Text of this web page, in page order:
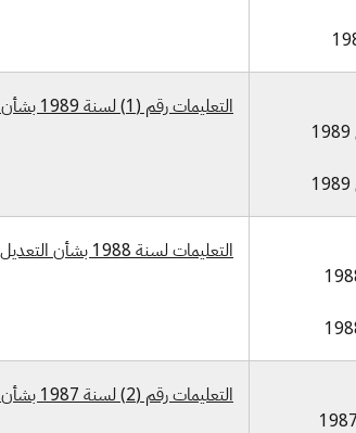
التعليمات رقم (1) لسنة 1989 بشأن تعديل تعليمات تشكيلات المركز القومي للحاسبات الإلكترونية
التعليمات لسنة 1988 بشأن التعديل الأول للتعليمات رقم (1) لسنة 1983 المتعلق بالحاسبات الإلكترونية
التعليمات رقم (2) لسنة 1987 بشأن هيئة تكريم العلماء والمفكرين والمبدعين والأدباء والفنانين